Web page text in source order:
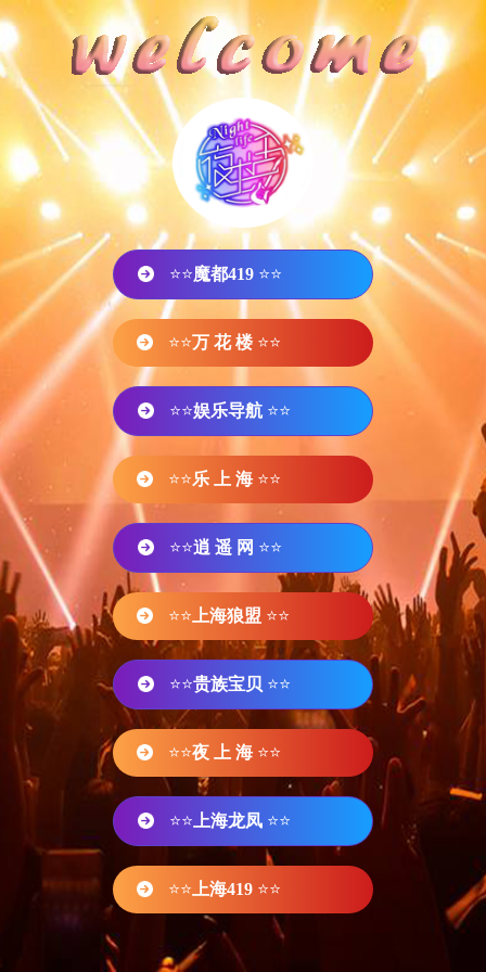
⭐⭐魔都419 ⭐⭐
⭐⭐万 花 楼 ⭐⭐
⭐⭐娱乐导航 ⭐⭐
⭐⭐乐 上 海 ⭐⭐
⭐⭐逍 遥 网 ⭐⭐
⭐⭐ 上海狼盟 ⭐⭐
⭐⭐贵族宝贝 ⭐⭐
⭐⭐夜 上 海 ⭐⭐
⭐⭐ 上海龙凤 ⭐⭐
⭐⭐ 上海419 ⭐⭐